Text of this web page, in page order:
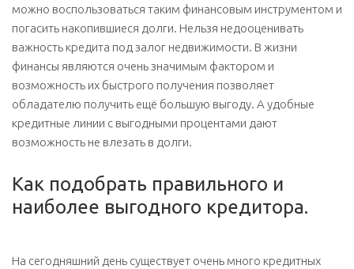
можно воспользоваться таким финансовым инструментом и
погасить накопившиеся долги. Нельзя недооценивать
важность кредита под залог недвижимости. В жизни
финансы являются очень значимым фактором и
возможность их быстрого получения позволяет
обладателю получить ещё большую выгоду. А удобные
кредитные линии с выгодными процентами дают
возможность не влезать в долги.
Как подобрать правильного и
наиболее выгодного кредитора.
На сегодняшний день существует очень много кредитных